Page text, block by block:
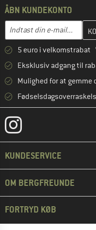
ÅBN KUNDEKONTO
E-mail-adresse
Indtast din e-mailadresse
5 euro i velkomstrabat
Eksklusiv adgang til
Mulighed for at gemme
KUNDESERVICE
OM BERGFREUNDE
FORTRYD KØB